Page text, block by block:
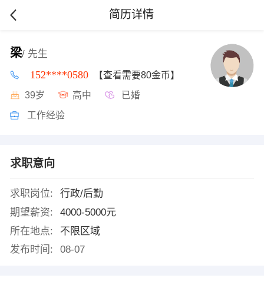
简历详情
梁/ 先生
152****0580 【查看需要80金币】
39岁 高中 已婚
工作经验
求职意向
求职岗位:
行政/后勤
期望薪资:
4000-5000元
所在地点:
不限区域
发布时间:
08-07